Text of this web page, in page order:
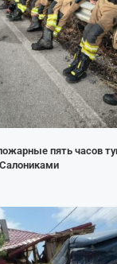
пять часов